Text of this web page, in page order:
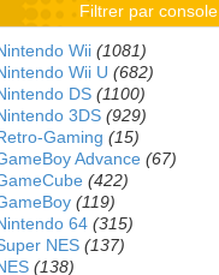
Filtrer par console
Wii (1081)
Wii U (682)
DS (1100)
3DS (929)
Gaming (15)
Advance (67)
(422)
(119)
64 (315)
NES (137)
(138)